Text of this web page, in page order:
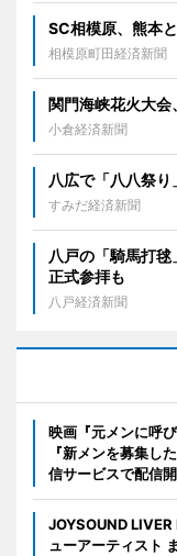
SC相模原、熊本
相模原町田経済新聞
関門海峡花火大
小倉経済新聞
八広で「八八祭
すみだ経済新聞
八戸の「騎馬打
正式参拝も
八戸経済新聞
映画『元メンに呼
『新メンを募集し
信サービスで配信
JOYSOUND
ューアーティスト